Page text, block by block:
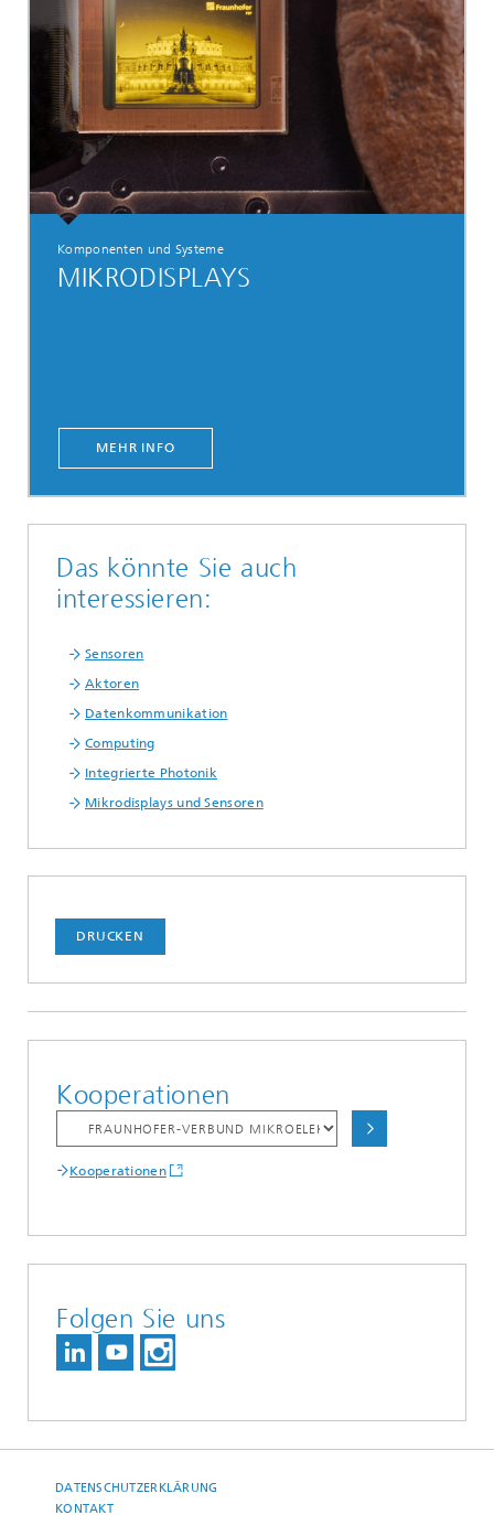
Komponenten und Systeme
MIKRODISPLAYS
MEHR INFO
Das könnte Sie auch
interessieren:
Sensoren
Aktoren
Datenkommunikation
Computing
Integrierte Photonik
Mikrodisplays und Sensoren
DRUCKEN
Kooperationen
Kooperationen
Folgen Sie uns
DATENSCHUTZERKLÄRUNG
KONTAKT